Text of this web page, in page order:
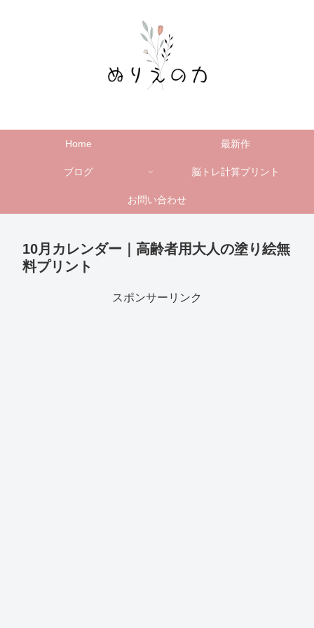
Home 最新作
ブログ 脳トレ計算プリント
お問い合わせ
10月カレンダー｜高齢者用大人の塗り絵無
料プリント
スポンサーリンク